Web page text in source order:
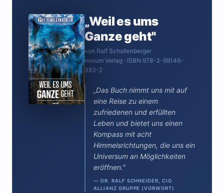
„Weil es ums
Ganze geht"
von Ralf Schollenberger
novum Verlag · ISBN 978-3-99146-
383-2
„Das Buch nimmt uns mit auf
eine Reise zu einem
zufriedenen und erfüllten
Leben und bietet uns einen
Kompass mit acht
Himmelsrichtungen, die uns ein
Universum an Möglichkeiten
eröffnen."
— DR. RALF SCHNEIDER, CIO
ALLIANZ GRUPPE (VORWORT)